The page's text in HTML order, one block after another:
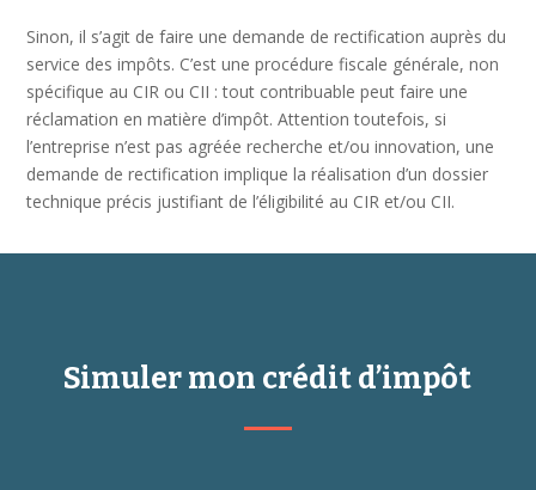
Sinon, il s’agit de faire une demande de rectification auprès du
service des impôts. C’est une procédure fiscale générale, non
spécifique au CIR ou CII : tout contribuable peut faire une
réclamation en matière d’impôt. Attention toutefois, si
l’entreprise n’est pas agréée recherche et/ou innovation, une
demande de rectification implique la réalisation d’un dossier
technique précis justifiant de l’éligibilité au CIR et/ou CII.
Simuler mon crédit d’impôt